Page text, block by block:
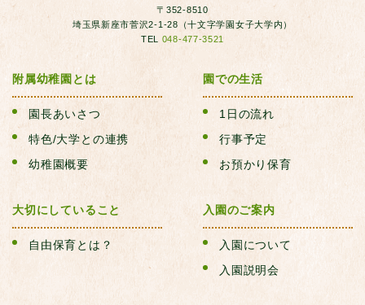
J.おたんじょうかい
K.防災訓練
L.親子で遊ぶ日
M.運動会
N.おわかれ会
2025年9月
2025年8月
2025年7月
〒352-8510
埼玉県新座市菅沢2-1-28（十文字学園女子大学内）
TEL 048-477-3521
附属幼稚園とは
園長あいさつ
特色/大学との連携
幼稚園概要
園での生活
1日の流れ
行事予定
お預かり保育
大切にしていること
自由保育とは？
入園のご案内
入園について
入園説明会